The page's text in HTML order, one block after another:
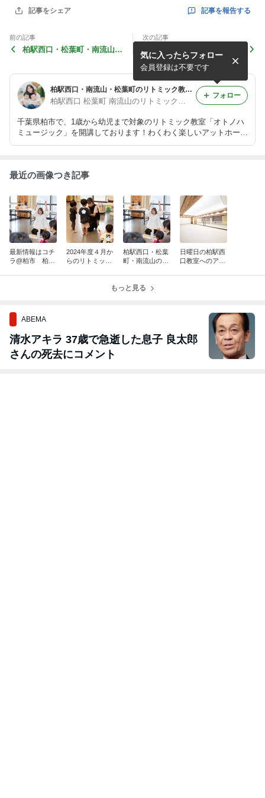
記事をシェア 記事を報告する
前の記事
柏駅西口・松葉町・南流山の
次の記事
日曜日の柏駅西口教室へのア
クセス＠柏市 柏駅西口 松
葉町 南流山 リトミック
柏駅西口・南流山・松葉町のリトミック教室♪親子でわくわく！笑顔溢れる音楽教室
千葉県柏市で、1歳から幼児まで対象のリトミック教室「オトノハ
ミュージック」を開講しております！わくわく楽しいアットホーム
な雰囲気で、季節感やピアノの生演奏にこだわったリトミックレッ
気に入ったらフォロー
会員登録は不要です
フォロー
最近の画像つき記事
最新情報はコチ
ラ@柏市 柏駅
2024年度４月か
らのリトミック
柏駅西口・松葉
町・南流山のリ
ージック」のご
日曜日の柏駅西
口教室へのアク
もっと見る
ABEMA
清水アキラ 37歳で急逝した息子 良太郎
さんの死去にコメント